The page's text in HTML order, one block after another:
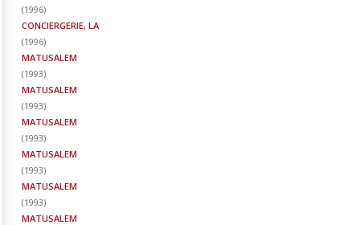
(1996)
CONCIERGERIE, LA
(1996)
MATUSALEM
(1993)
MATUSALEM
(1993)
MATUSALEM
(1993)
MATUSALEM
(1993)
MATUSALEM
(1993)
MATUSALEM